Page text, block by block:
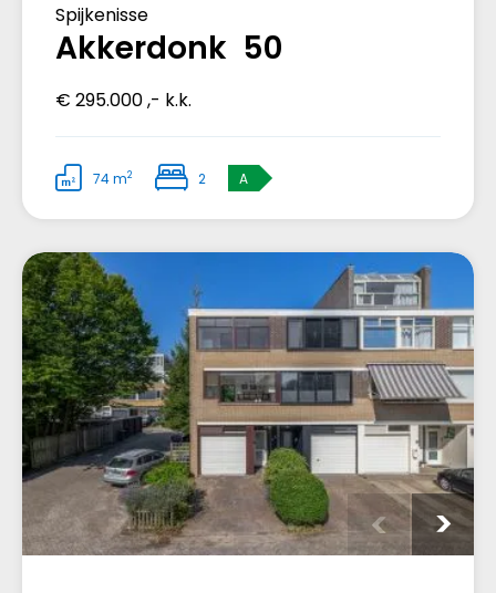
Spijkenisse
Akkerdonk 50
€ 295.000 ,- k.k.
74 m2 2 A